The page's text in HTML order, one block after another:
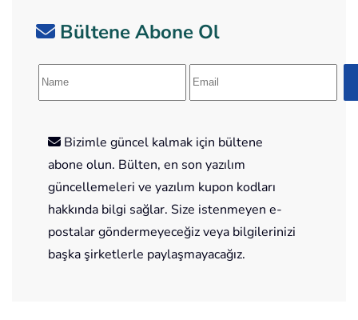
Bültene Abone Ol
Bizimle güncel kalmak için bültene
abone olun. Bülten, en son yazılım
güncellemeleri ve yazılım kupon kodları
hakkında bilgi sağlar. Size istenmeyen e-
postalar göndermeyeceğiz veya bilgilerinizi
başka şirketlerle paylaşmayacağız.